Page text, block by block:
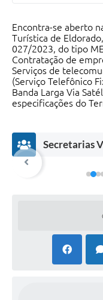
Encontra-se aberto
Turística de Eldorado,
027/2023, do tipo
Contratação de
Serviços de
(Serviço Telefônico
Banda Larga Via
especificações do
Secretarias